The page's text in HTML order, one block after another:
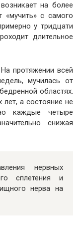
на более
«мучить» с самого
у тридцати
длительное
протяжении всей
мучилась от
областях.
а состояние не
каждые четыре
снижая
нервных
сплетения и
нерва на